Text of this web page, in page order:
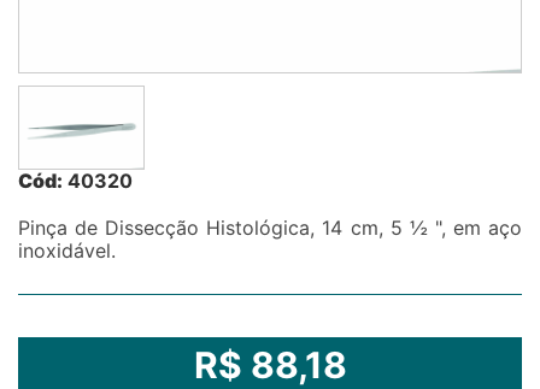
Cód: 40320
Pinça de Dissecção Histológica, 14 cm, 5 ½ ", em aço
inoxidável.
R$ 88,18